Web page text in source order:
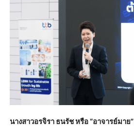
นางสาวอรจิรา ธนรัช หรือ “อาจารย์มาย”